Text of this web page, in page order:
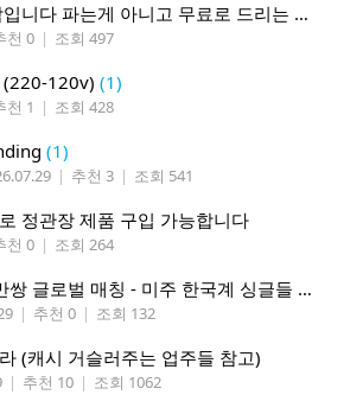
변합기 글 올린 사람입니다 파는게 아니고 무료로 드리는 겁니다 필요하신분 연락처 남겨주시면 됩니다
천 0 | 조회 497
(220-120v) (1)
천 1 | 조회 428
(1)
| 추천 3 | 조회 541
정관장 제품 구입 가능합니다
천 0 | 조회 264
Couple.net 1:1 50만쌍 글로벌 매칭 - 미주 한국계 싱글들 모이세요
| 추천 0 | 조회 132
(캐시 거슬러주는 업주들 참고)
| 추천 10 | 조회 1062